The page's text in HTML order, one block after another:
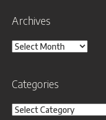
Archives
Archives
Categories
Categories